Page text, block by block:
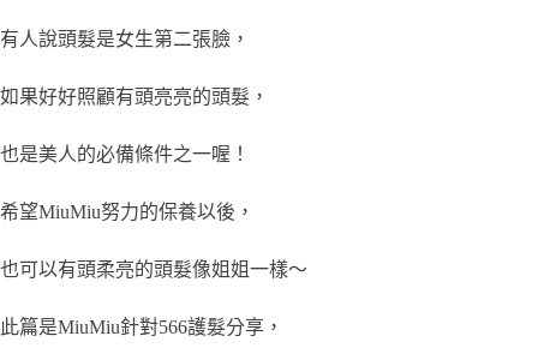
有人說頭髮是女生第二張臉，
如果好好照顧有頭亮亮的頭髮，
也是美人的必備條件之一喔！
希望MiuMiu努力的保養以後，
也可以有頭柔亮的頭髮像姐姐一樣～
此篇是MiuMiu針對566護髮分享，